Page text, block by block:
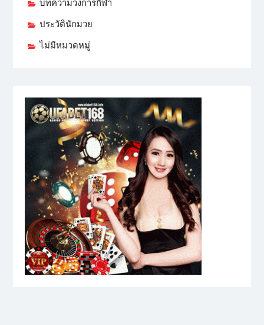
บทความวงการกีฬา
ประวัตินักมวย
ไม่มีหมวดหมู่